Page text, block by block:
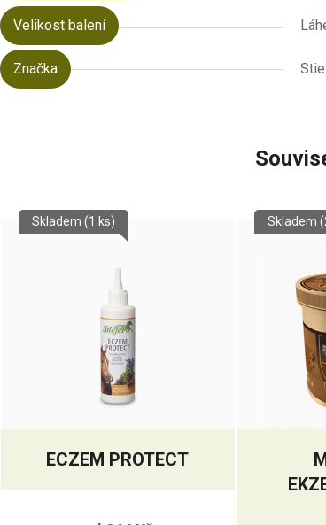
Velikost balení
Značka
ECZEM PROTECT
Skladem (1 ks) Skladem